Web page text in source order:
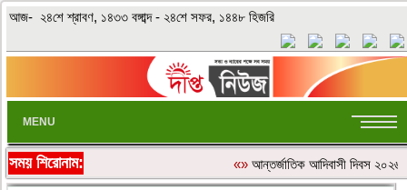
আজ- ২৪শে শ্রাবণ, ১৪৩৩ বঙ্গাব্দ - ২৪শে সফর, ১৪৪৮ হিজরি
MENU
সময় শিরোনাম: «»আন্তর্জাতিক আদিবাসী দিবস ২০২৬: